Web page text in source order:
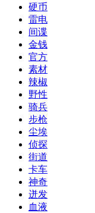
硬币
雷电
间谍
金钱
官方
素材
辣椒
野性
骑兵
步枪
尘埃
侦探
街道
卡车
神奇
迸发
血液